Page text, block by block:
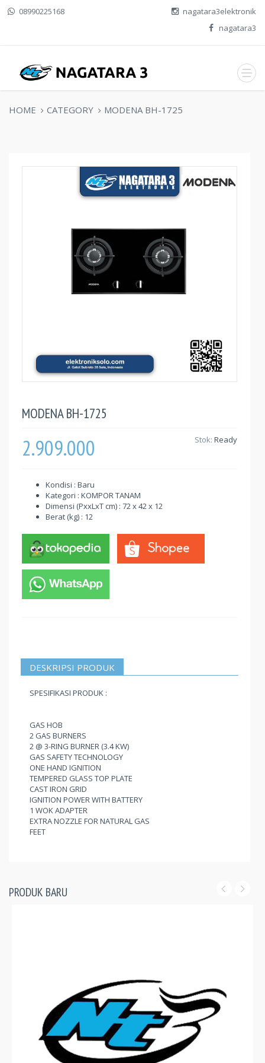
08990225168
nagatara3elektronik
nagatara3
HOME CATEGORY MODENA BH-1725
MODENA BH-1725
2.909.000 Stok: Ready
Kondisi : Baru
Kategori : KOMPOR TANAM
Dimensi (PxxLxT cm) : 72 x 42 x 12
Berat (kg) : 12
DESKRIPSI PRODUK
SPESIFIKASI PRODUK :
GAS HOB
2 GAS BURNERS
2 @ 3-RING BURNER (3.4 KW)
GAS SAFETY TECHNOLOGY
ONE HAND IGNITION
TEMPERED GLASS TOP PLATE
CAST IRON GRID
IGNITION POWER WITH BATTERY
1 WOK ADAPTER
EXTRA NOZZLE FOR NATURAL GAS
FEET
PRODUK BARU